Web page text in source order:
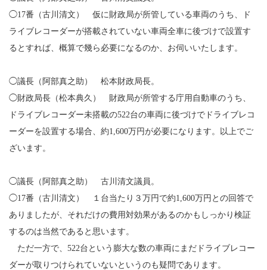
◯17番（古川清文） 仮に財政局が所管している車両のうち、ド
ライブレコーダーが搭載されていない車両全車に後づけで設置す
るとすれば、概算で幾ら必要になるのか、お伺いいたします。
◯議長（阿部真之助） 松本財政局長。
◯財政局長（松本典久） 財政局が所管する庁用自動車のうち、
ドライブレコーダー未搭載の522台の車両に後づけでドライブレコ
ーダーを設置する場合、約1,600万円が必要になります。以上でご
ざいます。
◯議長（阿部真之助） 古川清文議員。
◯17番（古川清文） １台当たり３万円で約1,600万円との回答で
ありましたが、それだけの費用対効果があるのかもしっかり検証
するのは当然であると思います。
ただ一方で、522台という膨大な数の車両にまだドライブレコー
ダーが取りつけられていないというのも疑問であります。